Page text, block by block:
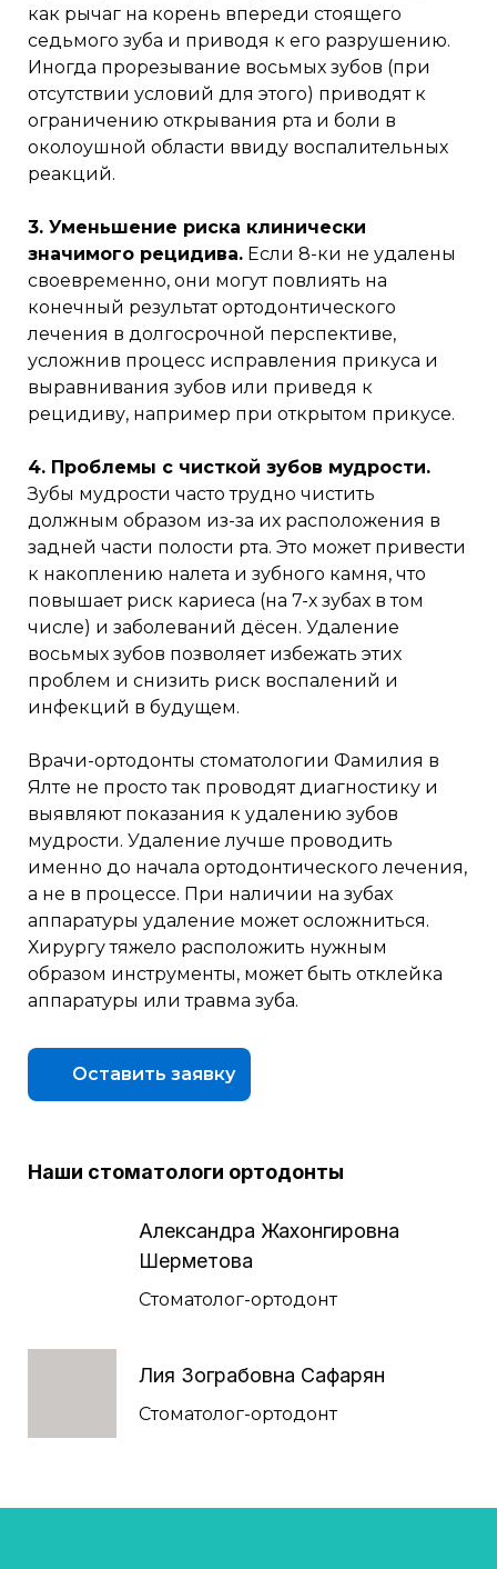
как рычаг на корень впереди стоящего
седьмого зуба и приводя к его разрушению.
Иногда прорезывание восьмых зубов (при
отсутствии условий для этого) приводят к
ограничению открывания рта и боли в
околоушной области ввиду воспалительных
реакций.
3. Уменьшение риска клинически
значимого рецидива. Если 8-ки не удалены
своевременно, они могут повлиять на
конечный результат ортодонтического
лечения в долгосрочной перспективе,
усложнив процесс исправления прикуса и
выравнивания зубов или приведя к
рецидиву, например при открытом прикусе.
4. Проблемы с чисткой зубов мудрости.
Зубы мудрости часто трудно чистить
должным образом из-за их расположения в
задней части полости рта. Это может привести
к накоплению налета и зубного камня, что
повышает риск кариеса (на 7-х зубах в том
числе) и заболеваний дёсен. Удаление
восьмых зубов позволяет избежать этих
проблем и снизить риск воспалений и
инфекций в будущем.
Врачи-ортодонты стоматологии Фамилия в
Ялте не просто так проводят диагностику и
выявляют показания к удалению зубов
мудрости. Удаление лучше проводить
именно до начала ортодонтического лечения,
а не в процессе. При наличии на зубах
аппаратуры удаление может осложниться.
Хирургу тяжело расположить нужным
образом инструменты, может быть отклейка
аппаратуры или травма зуба.
Оставить заявку
Наши стоматологи ортодонты
Александра Жахонгировна
Шерметова
Стоматолог-ортодонт
Лия Зограбовна Сафарян
Стоматолог-ортодонт